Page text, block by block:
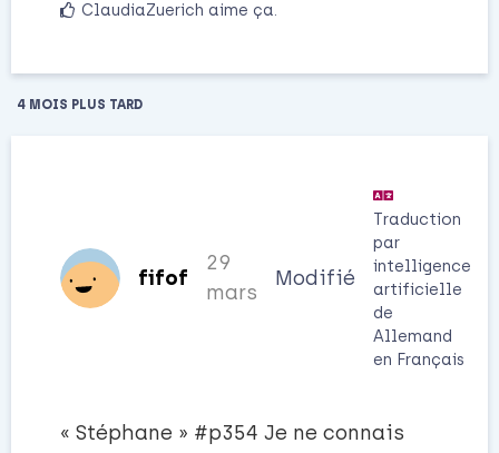
ClaudiaZuerich aime ça.
4 MOIS PLUS TARD
fifof
29
mars
Modifié
Traduction
par
intelligence
artificielle
de
Allemand
en Français
« Stéphane » #p354 Je ne connais